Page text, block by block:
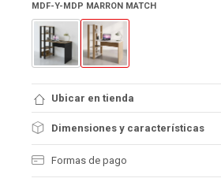
MDF-Y-MDP MARRON MATCH
Ubicar en tienda
Dimensiones y características
Formas de pago